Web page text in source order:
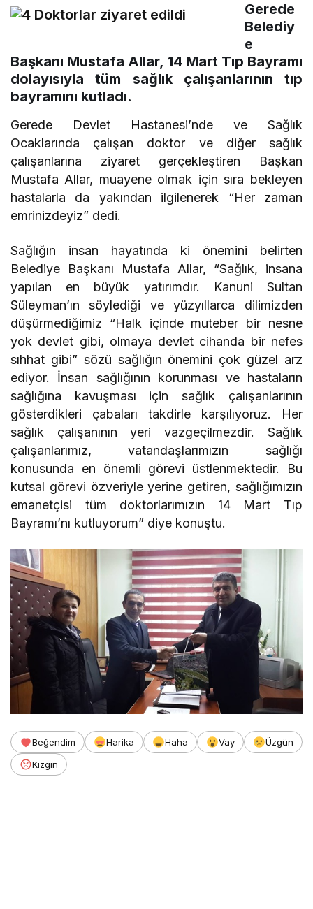
Gerede
Belediy
e
Başkanı Mustafa Allar, 14 Mart Tıp Bayramı
dolayısıyla tüm sağlık çalışanlarının tıp
bayramını kutladı.
Gerede Devlet Hastanesi’nde ve Sağlık
Ocaklarında çalışan doktor ve diğer sağlık
çalışanlarına ziyaret gerçekleştiren Başkan
Mustafa Allar, muayene olmak için sıra bekleyen
hastalarla da yakından ilgilenerek “Her zaman
emrinizdeyiz” dedi.
Sağlığın insan hayatında ki önemini belirten
Belediye Başkanı Mustafa Allar, “Sağlık, insana
yapılan en büyük yatırımdır. Kanuni Sultan
Süleyman’ın söylediği ve yüzyıllarca dilimizden
düşürmediğimiz “Halk içinde muteber bir nesne
yok devlet gibi, olmaya devlet cihanda bir nefes
sıhhat gibi” sözü sağlığın önemini çok güzel arz
ediyor. İnsan sağlığının korunması ve hastaların
sağlığına kavuşması için sağlık çalışanlarının
gösterdikleri çabaları takdirle karşılıyoruz. Her
sağlık çalışanının yeri vazgeçilmezdir. Sağlık
çalışanlarımız, vatandaşlarımızın sağlığı
konusunda en önemli görevi üstlenmektedir. Bu
kutsal görevi özveriyle yerine getiren, sağlığımızın
emanetçisi tüm doktorlarımızın 14 Mart Tıp
Bayramı’nı kutluyorum” diye konuştu.
Beğendim Harika Haha Vay
Üzgün
Kızgın